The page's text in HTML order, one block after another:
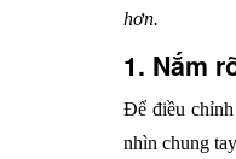
Máy Chế Biến
Thiết bị Dùng
hơn.
1. Nắm
Để điều chỉnh
nhìn chung